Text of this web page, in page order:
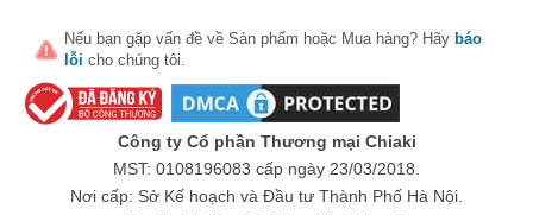
chuẩn lành tính chất lượng bạn nên chọn mua tại những địa
chỉ uy tín, có nguồn gốc rõ ràng
Sử dụng viên uống hỗ trợ nở ngực có hại cho
sức khỏe không?
Về cơ bản thì các sản phẩm hỗ trợ nở ngực
trung vào quá trình bổ sung nội tiết tố nữ Estrogen cho cơ
Nếu bạn gặp vấn đề về Sản phẩm hoặc Mua hàng? Hãy báo
lỗi cho chúng tôi.
Công ty Cổ phần Thương mại Chiaki
MST: 0108196083 cấp ngày 23/03/2018.
Nơi cấp: Sở Kế hoạch và Đầu tư Thành Phố Hà Nội.